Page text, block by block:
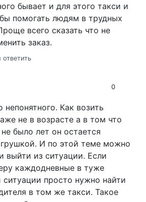
бывает и для этого такси и
помогать людям в трудных
всего сказать что не
заказ.
0
непонятного. Как возить
не в возрасте а в том что
было лет он остается
И по этой теме можно
выйти из ситуации. Если
каждодневные в туже
просто нужно найти
в том же такси. Такое